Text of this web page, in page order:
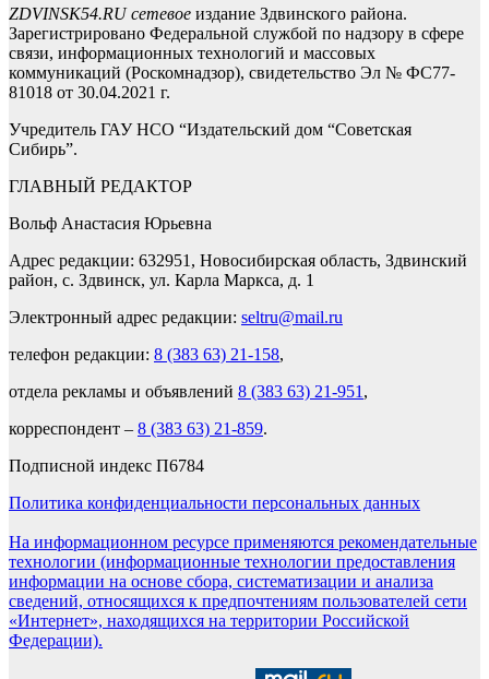
ZDVINSK54.RU сетевое издание Здвинского района.
Зарегистрировано Федеральной службой по надзору в сфере
связи, информационных технологий и массовых
коммуникаций (Роскомнадзор), свидетельство Эл № ФС77-
81018 от 30.04.2021 г.
Учредитель ГАУ НСО “Издательский дом “Советская
Сибирь”.
ГЛАВНЫЙ РЕДАКТОР
Вольф Анастасия Юрьевна
Адрес редакции: 632951, Новосибирская область, Здвинский
район, с. Здвинск, ул. Карла Маркса, д. 1
Электронный адрес редакции: seltru@mail.ru
телефон редакции: 8 (383 63) 21-158,
отдела рекламы и объявлений 8 (383 63) 21-951 ,
корреспондент – 8 (383 63) 21-859.
Подписной индекс П6784
Политика конфиденциальности персональных данных
На информационном ресурсе применяются рекомендательные
технологии (информационные технологии предоставления
информации на основе сбора, систематизации и анализа
сведений, относящихся к предпочтениям пользователей сети
«Интернет», находящихся на территории Российской
Федерации).